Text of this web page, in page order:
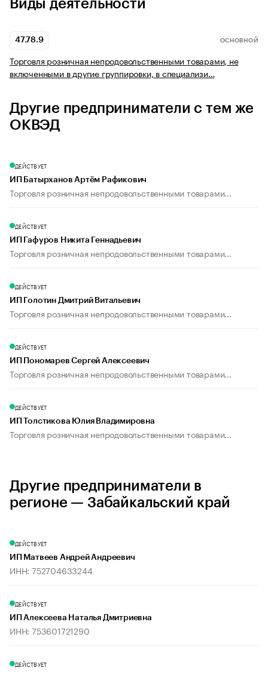
Виды деятельности
47.78.9 ОСНОВНОЙ
Торговля розничная непродовольственными товарами, не
включенными в другие группировки, в специализи…
Другие предприниматели с тем же
ОКВЭД
ДЕЙСТВУЕТ
ИП Батырханов Артём Рафикович
Торговля розничная непродовольственными товарами...
ДЕЙСТВУЕТ
ИП Гафуров Никита Геннадьевич
Торговля розничная непродовольственными товарами...
ДЕЙСТВУЕТ
ИП Голотин Дмитрий Витальевич
Торговля розничная непродовольственными товарами...
ДЕЙСТВУЕТ
ИП Пономарев Сергей Алексеевич
Торговля розничная непродовольственными товарами...
ДЕЙСТВУЕТ
ИП Толстикова Юлия Владимировна
Торговля розничная непродовольственными товарами...
Другие предприниматели в
регионе — Забайкальский край
ДЕЙСТВУЕТ
ИП Матвеев Андрей Андреевич
ИНН: 752704633244
ДЕЙСТВУЕТ
ИП Алексеева Наталья Дмитриевна
ИНН: 753601721290
ДЕЙСТВУЕТ